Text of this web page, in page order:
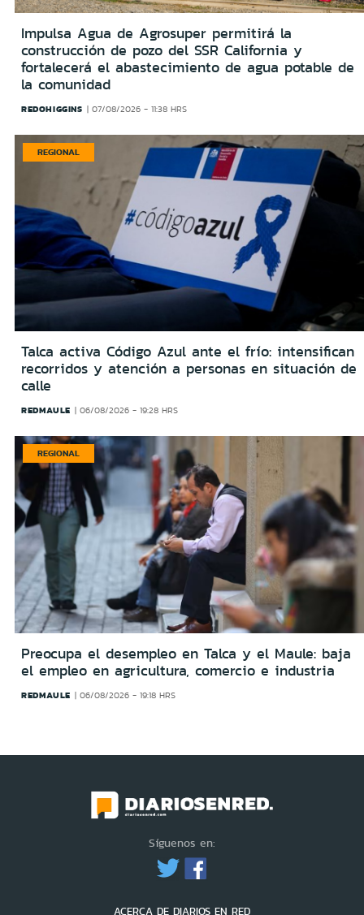
Impulsa Agua de Agrosuper permitirá la
construcción de pozo del SSR California y
fortalecerá el abastecimiento de agua potable de
la comunidad
REDOHIGGINS 07/08/2026 - 11:38 HRS
REGIONAL
Talca activa Código Azul ante el frío: intensifican
recorridos y atención a personas en situación de
calle
REDMAULE 06/08/2026 - 19:28 HRS
REGIONAL
Preocupa el desempleo en Talca y el Maule: baja
el empleo en agricultura, comercio e industria
REDMAULE 06/08/2026 - 19:18 HRS
Síguenos en:
ACERCA DE DIARIOS EN RED